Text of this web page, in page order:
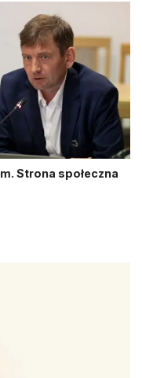
Strona społeczna